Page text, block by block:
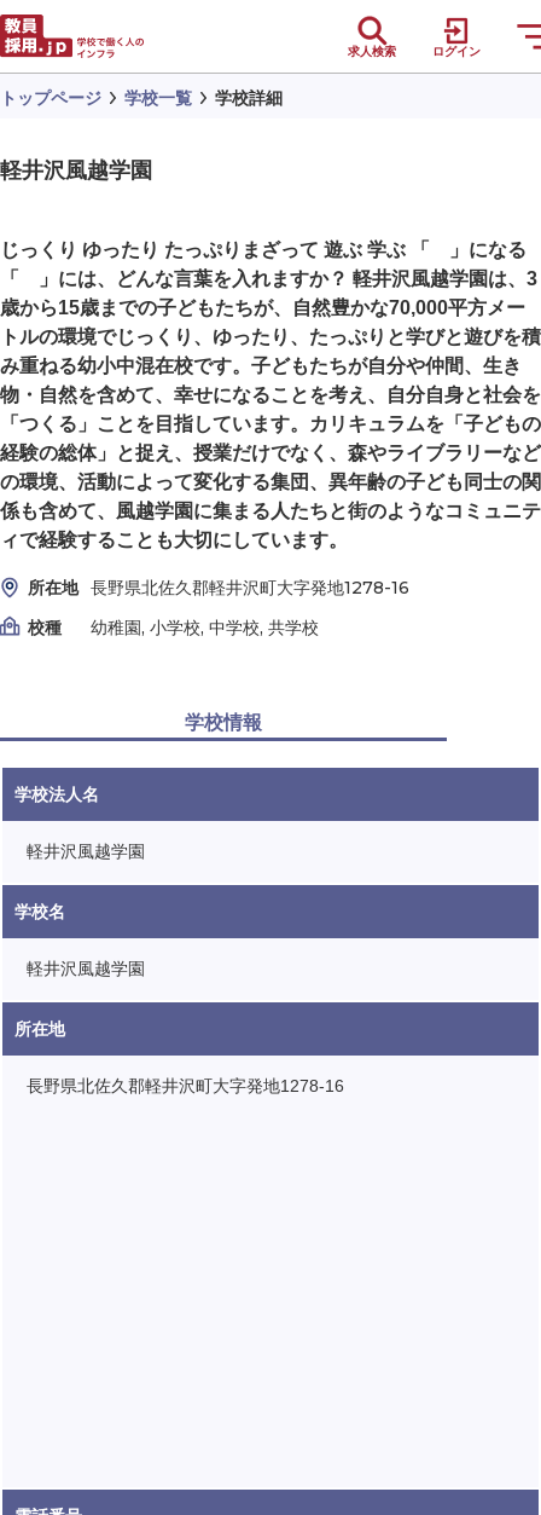
求人検索 ログイン
トップページ 学校一覧 学校詳細
軽井沢風越学園
じっくり ゆったり たっぷりまざって 遊ぶ 学ぶ 「 」になる
「 」には、どんな言葉を入れますか？ 軽井沢風越学園は、3
歳から15歳までの子どもたちが、自然豊かな70,000平方メー
トルの環境でじっくり、ゆったり、たっぷりと学びと遊びを積
み重ねる幼小中混在校です。子どもたちが自分や仲間、生き
物・自然を含めて、幸せになることを考え、自分自身と社会を
「つくる」ことを目指しています。カリキュラムを「子どもの
経験の総体」と捉え、授業だけでなく、森やライブラリーなど
の環境、活動によって変化する集団、異年齢の子ども同士の関
係も含めて、風越学園に集まる人たちと街のようなコミュニテ
ィで経験することも大切にしています。
所在地 長野県北佐久郡軽井沢町大字発地1278-16
校種
幼稚園, 小学校, 中学校, 共学校
学校情報
学校法人名
軽井沢風越学園
学校名
軽井沢風越学園
所在地
長野県北佐久郡軽井沢町大字発地1278-16